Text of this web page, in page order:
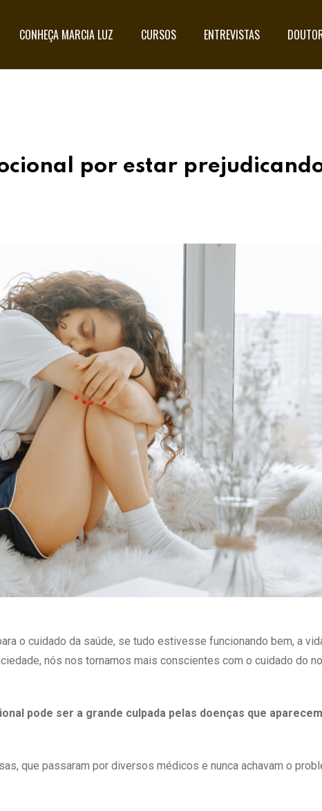
CONHEÇA MARCIA LUZ CURSOS ENTREVISTAS
por estar
o cuidado da saúde, se tudo estivesse funcionando bem, a
nós nos tornamos mais conscientes com o cuidado do
pode ser a grande culpada pelas doenças que
que passaram por diversos médicos e nunca achavam o